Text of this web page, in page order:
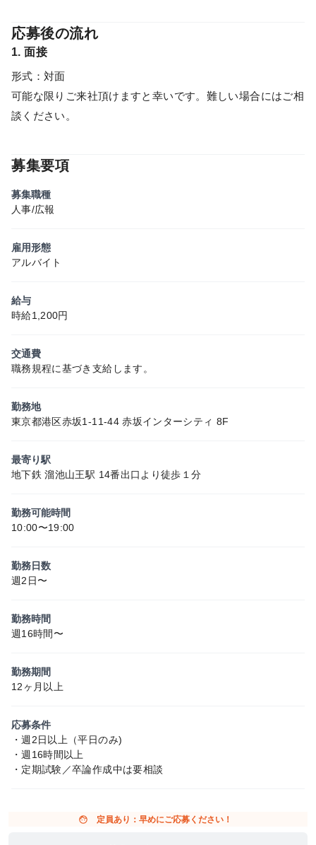
応募後の流れ
1. 面接
形式：対面
可能な限りご来社頂けますと幸いです。難しい場合にはご相
談ください。
募集要項
募集職種
人事/広報
雇用形態
アルバイト
給与
時給1,200円
交通費
職務規程に基づき支給します。
勤務地
東京都港区赤坂1-11-44 赤坂インターシティ 8F
最寄り駅
地下鉄 溜池山王駅 14番出口より徒歩１分
勤務可能時間
10:00〜19:00
勤務日数
週2日〜
勤務時間
週16時間〜
勤務期間
12ヶ月以上
応募条件
・週2日以上（平日のみ)
・週16時間以上
・定期試験／卒論作成中は要相談
face 定員あり：早めにご応募ください！